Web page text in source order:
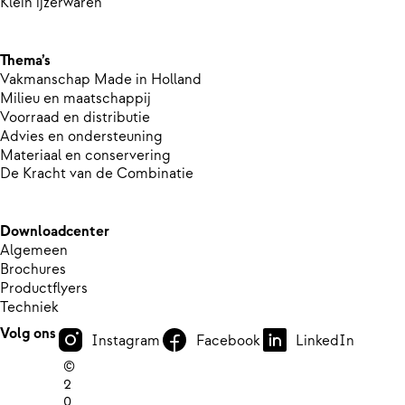
Thema’s
Vakmanschap Made in Holland
Milieu en maatschappij
Voorraad en distributie
Advies en ondersteuning
Materiaal en conservering
De Kracht van de Combinatie
Downloadcenter
Algemeen
Brochures
Productflyers
Techniek
Volg ons
Instagram Facebook
LinkedIn
©
2